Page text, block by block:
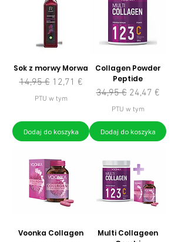
Sok z morwy Morwa
Regularna cena
14,95 € Cena rabatowa
12,71 €
PTU w tym
Dodaj do koszyka
Collagen Powder
Peptide
Regularna cena
34,95 € Cena rabatowa
24,47 €
PTU w tym
Dodaj do koszyka
Voonka Collagen
Multi Collageen